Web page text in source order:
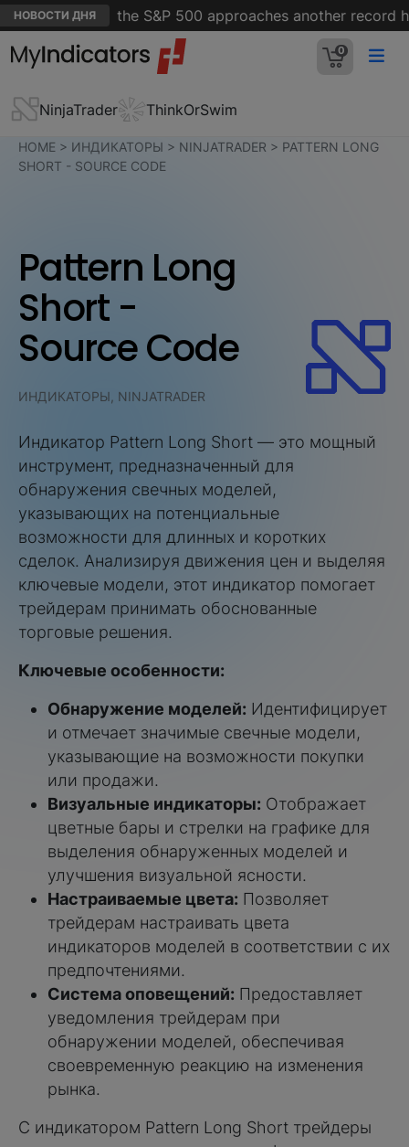
НОВОСТИ ДНЯ
Corning as the S&P 500 approaches another record
0
NinjaTrader ThinkOrSwim
HOME > ИНДИКАТОРЫ > NINJATRADER > PATTERN LONG
SHORT - SOURCE CODE
Pattern Long
Short -
Source Code
ИНДИКАТОРЫ, NINJATRADER
Индикатор Pattern Long Short — это мощный
инструмент, предназначенный для
обнаружения свечных моделей,
указывающих на потенциальные
возможности для длинных и коротких
сделок. Анализируя движения цен и выделяя
ключевые модели, этот индикатор помогает
трейдерам принимать обоснованные
торговые решения.
Ключевые особенности:
Обнаружение моделей: Идентифицирует
и отмечает значимые свечные модели,
указывающие на возможности покупки
или продажи.
Визуальные индикаторы: Отображает
цветные бары и стрелки на графике для
выделения обнаруженных моделей и
улучшения визуальной ясности.
Настраиваемые цвета: Позволяет
трейдерам настраивать цвета
индикаторов моделей в соответствии с их
предпочтениями.
Система оповещений: Предоставляет
уведомления трейдерам при
обнаружении моделей, обеспечивая
своевременную реакцию на изменения
рынка.
С индикатором Pattern Long Short трейдеры